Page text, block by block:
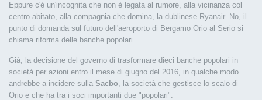
Eppure c'è un'incognita che non è legata al rumore, alla vicinanza col
centro abitato, alla compagnia che domina, la dublinese Ryanair. No, il
punto di domanda sul futuro dell'aeroporto di Bergamo Orio al Serio si
chiama riforma delle banche popolari.
Già, la decisione del governo di trasformare dieci banche popolari in
società per azioni entro il mese di giugno del 2016, in qualche modo
andrebbe a incidere sulla Sacbo , la società che gestisce lo scalo di
Orio e che ha tra i soci importanti due "popolari".